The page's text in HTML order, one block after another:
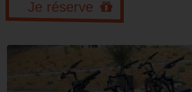
Je réserve